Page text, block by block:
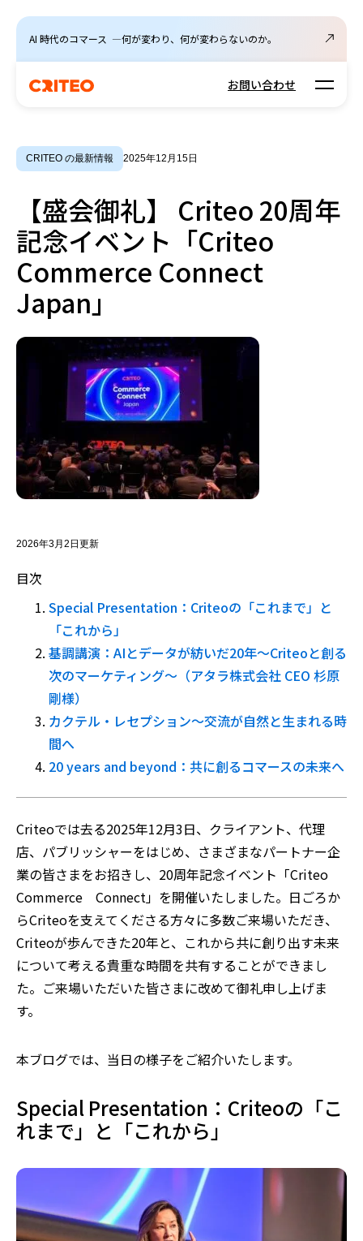
AI 時代のコマース ―何が変わり、何が変わらないのか。
お問い合わせ Open
CRITEO の最新情報 2025年12月15日
【盛会御礼】 Criteo 20周年
記念イベント「Criteo
Commerce Connect
Japan」
2026年3月2日更新
目次
Special Presentation：Criteoの「これまで」と
「これから」
基調講演：AIとデータが紡いだ20年〜Criteoと創る
次のマーケティング〜（アタラ株式会社 CEO 杉原
剛様）
カクテル・レセプション～交流が自然と生まれる時
間へ
20 years and beyond：共に創るコマースの未来へ
Criteoでは去る2025年12月3日、クライアント、代理
店、パブリッシャーをはじめ、さまざまなパートナー企
業の皆さまをお招きし、20周年記念イベント「Criteo
Commerce Connect」を開催いたしました。日ごろか
らCriteoを支えてくださる方々に多数ご来場いただき、
Criteoが歩んできた20年と、これから共に創り出す未来
について考える貴重な時間を共有することができまし
た。ご来場いただいた皆さまに改めて御礼申し上げま
す。
本ブログでは、当日の様子をご紹介いたします。
Special Presentation：Criteoの「こ
れまで」と「これから」